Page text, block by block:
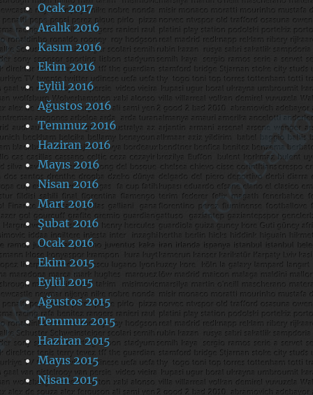
Ocak 2017
Aralık 2016
Kasım 2016
Ekim 2016
Eylül 2016
Ağustos 2016
Temmuz 2016
Haziran 2016
Mayıs 2016
Nisan 2016
Mart 2016
Şubat 2016
Ocak 2016
Ekim 2015
Eylül 2015
Ağustos 2015
Temmuz 2015
Haziran 2015
Mayıs 2015
Nisan 2015